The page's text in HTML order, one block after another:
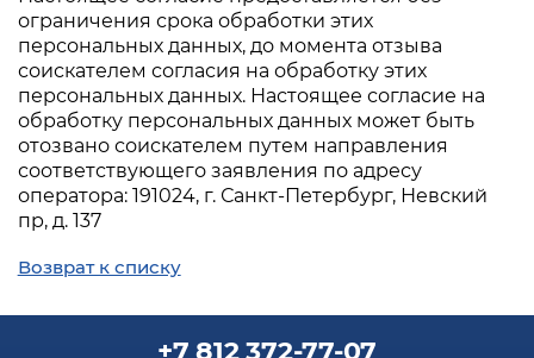
ограничения срока обработки этих
персональных данных, до момента отзыва
соискателем согласия на обработку этих
персональных данных. Настоящее согласие на
обработку персональных данных может быть
отозвано соискателем путем направления
соответствующего заявления по адресу
оператора: 191024, г. Санкт-Петербург, Невский
пр, д. 137
Возврат к списку
+7 812 372-77-07